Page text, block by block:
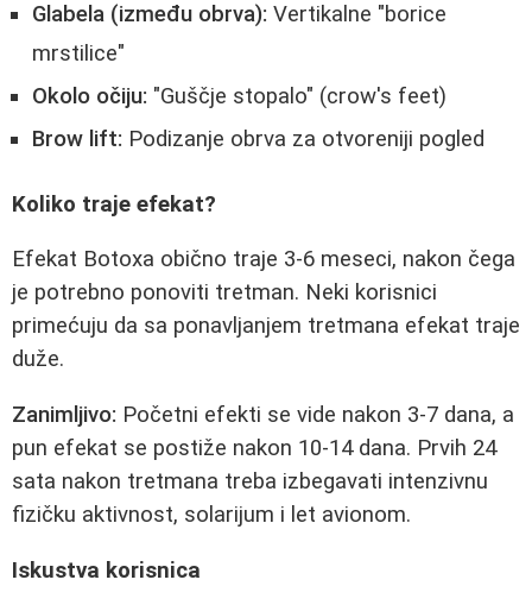
Glabela (između obrva): Vertikalne "borice
mrstilice"
Okolo očiju: "Guščje stopalo" (crow's feet)
Brow lift: Podizanje obrva za otvoreniji pogled
Koliko traje efekat?
Efekat Botoxa obično traje 3-6 meseci, nakon čega
je potrebno ponoviti tretman. Neki korisnici
primećuju da sa ponavljanjem tretmana efekat traje
duže.
Zanimljivo: Početni efekti se vide nakon 3-7 dana, a
pun efekat se postiže nakon 10-14 dana. Prvih 24
sata nakon tretmana treba izbegavati intenzivnu
fizičku aktivnost, solarijum i let avionom.
Iskustva korisnica